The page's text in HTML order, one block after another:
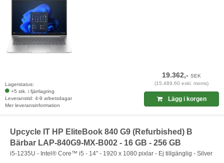
Lagerstatus:
+5 stk. i fjärrlagring
Leveranstid: 4-9 arbetsdagar
Mer leveransinformation
19.362,-SEK
(15.489,60 exkl. moms)
Lägg i korgen
Upcycle IT HP EliteBook 840 G9 (Refurbished) B
Bärbar LAP-840G9-MX-B002 - 16 GB - 256 GB
i5-1235U - Intel® Core™ i5 - 14" - 1920 x 1080 pixlar - Ej tillgänglig - Silver